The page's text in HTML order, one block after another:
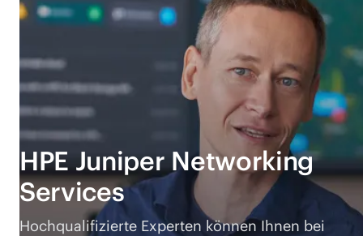
HPE Juniper Networking
Services
Hochqualifizierte Experten können Ihnen bei